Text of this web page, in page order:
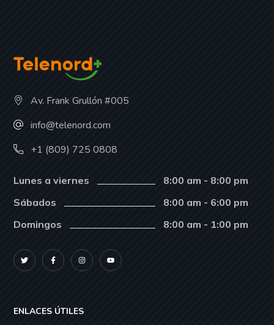
Av. Frank Grullón #005
info@telenord.com
+1 (809) 725 0808
Lunes a viernes
8:00 am - 8:00 pm
Sábados
8:00 am - 6:00 pm
Domingos
8:00 am - 1:00 pm
ENLACES ÚTILES